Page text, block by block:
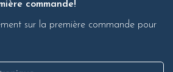
commande!
sur la première commande pour